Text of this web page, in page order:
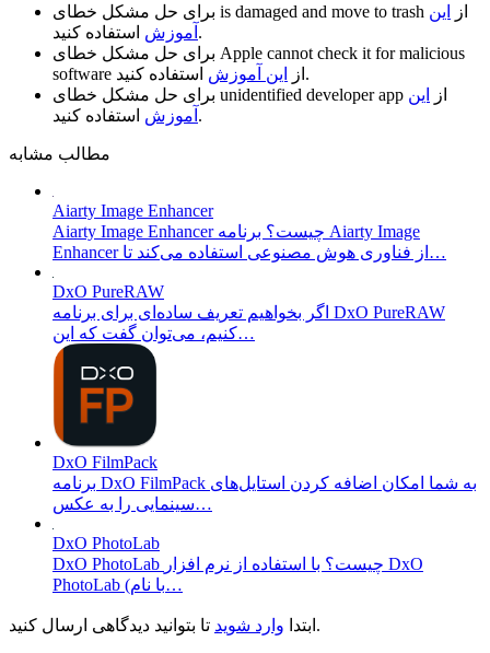
is damaged and move to trash از
این
آموزش استفاده کنید.
Apple cannot check it for malicious
software
از این آموزش
استفاده کنید.
unidentified developer app از
این
آموزش استفاده کنید.
مطالب مشابه
Aiarty Image Enhancer
Aiarty Image Enhancer چیست؟ برنامه Aiarty Image
Enhancer از فناوری هوش مصنوعی استفاده می‌کند تا…
DxO PureRAW
اگر بخواهیم تعریف ساده‌ای برای برنامه DxO PureRAW
کنیم، می‌توان گفت که این…
DxO FilmPack
برنامه DxO FilmPack به شما امکان اضافه کردن استایل‌های
سینمایی را به عکس…
DxO PhotoLab
DxO PhotoLab چیست؟ با استفاده از نرم افزار DxO
PhotoLab (با نام…
ابتدا وارد شوید تا بتوانید دیدگاهی ارسال کنید.